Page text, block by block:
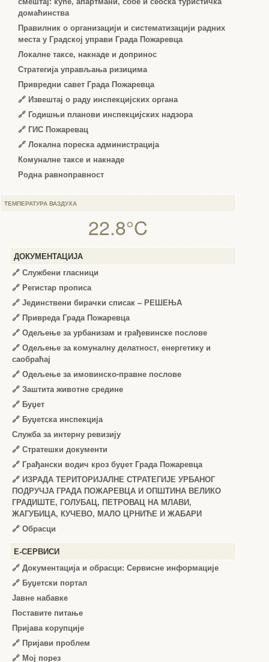
домаћинства
Правилник о организацији и систематизацији радних
места у Градској управи Града Пожаревца
Локалне таксе, накнаде и допринос
Стратегија управљања ризицима
Привредни савет Града Пожаревца
🔗 Извештај о раду инспекцијских органа
🔗 Годишњи планови инспекцијских надзора
🔗 ГИС Пожаревац
🔗 Локална пореска администрација
Комуналне таксе и накнаде
Родна равноправност
ТЕМПЕРАТУРА ВАЗДУХА
22.8°C
ДОКУМЕНТАЦИЈА
🔗 Службени гласници
🔗 Регистар прописа
🔗 Јединствени бирачки списак – РЕШЕЊА
🔗 Привреда Града Пожаревца
🔗 Одељење за урбанизам и грађевинске послове
🔗 Одељење за комуналну делатност, енергетику и
саобраћај
🔗 Одељење за имовинско-правне послове
🔗 Заштита животне средине
🔗 Буџет
🔗 Буџетска инспекција
Служба за интерну ревизију
🔗 Стратешки документи
🔗 Грађански водич кроз буџет Града Пожаревца
🔗 ИЗРАДА ТЕРИТОРИЈАЛНЕ СТРАТЕГИЈЕ УРБАНОГ
ПОДРУЧЈА ГРАДА ПОЖАРЕВЦА И ОПШТИНА ВЕЛИКО
ГРАДИШТЕ, ГОЛУБАЦ, ПЕТРОВАЦ НА МЛАВИ,
ЖАГУБИЦА, КУЧЕВО, МАЛО ЦРНИЋЕ И ЖАБАРИ
🔗 Обрасци
Е-СЕРВИСИ
🔗 Документација и обрасци: Сервисне информације
🔗 Буџетски портал
Јавне набавке
Поставите питање
Пријава корупције
🔗 Пријави проблем
🔗 Мој порез